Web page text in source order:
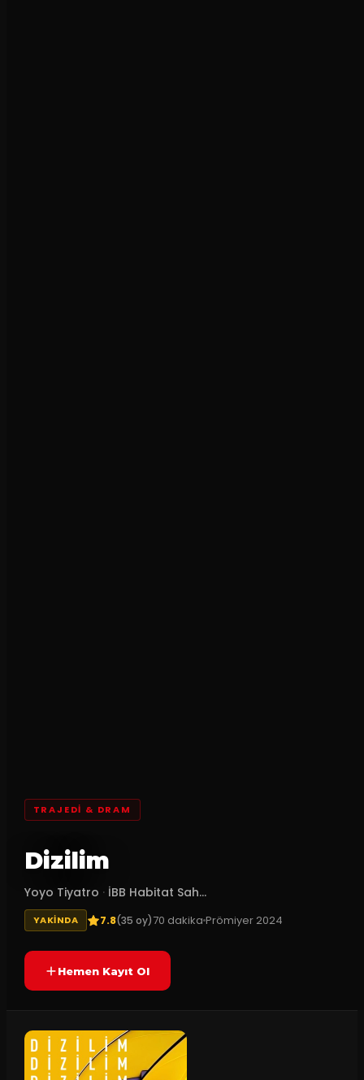
TRAJEDI & DRAM
Dizilim
Yoyo Tiyatro · İBB Habitat Sah...
YAKINDA 7.8(35 oy)70 dakikaPrömiyer 2024
Hemen Kayıt Ol